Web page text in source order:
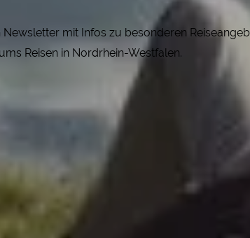
mit Infos zu besonderen
Reisen in Nordrhein-Westfalen.